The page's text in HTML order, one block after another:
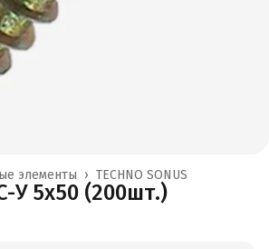
TECHNO SONUS
элементы ›
У 5х50 (200шт.)